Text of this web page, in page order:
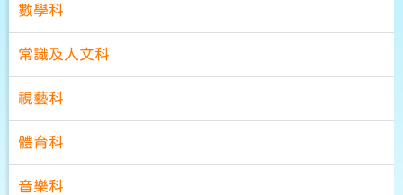
數學科
常識及人文科
視藝科
體育科
音樂科